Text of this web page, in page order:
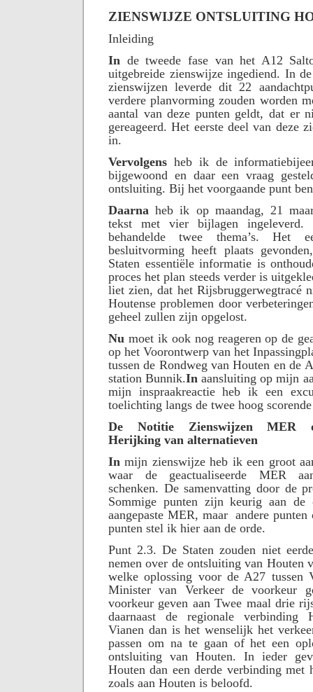
ZIENSWIJZE ONTSLUITING
Inleiding
In de tweede fase van het A12
uitgebreide zienswijze ingediend. In
zienswijzen leverde dit 22
verdere planvorming zouden worden
aantal van deze punten geldt, dat er
gereageerd. Het eerste deel van deze
in.
Vervolgens heb ik de
bijgewoond en daar een vraag
ontsluiting. Bij het voorgaande punt
Daarna heb ik op maandag, 21
tekst met vier bijlagen ingeleverd.
behandelde twee thema’s. Het
besluitvorming heeft plaats
Staten essentiële informatie is
proces het plan steeds verder is
liet zien, dat het Rijsbruggerwegtracé
Houtense problemen door
geheel zullen zijn opgelost.
Nu moet ik ook nog reageren op de
op het Voorontwerp van het
tussen de Rondweg van Houten en de
station Bunnik.In aansluiting op mijn
mijn inspraakreactie heb ik een
toelichting langs de twee hoog
De Notitie Zienswijzen MER
Herijking van alternatieven
In mijn zienswijze heb ik een groot
waar de geactualiseerde MER
schenken. De samenvatting door de
Sommige punten zijn keurig aan de
aangepaste MER, maar andere punten
punten stel ik hier aan de orde.
Punt 2.3. De Staten zouden niet
nemen over de ontsluiting van Houten
welke oplossing voor de A27 tussen
Minister van Verkeer de voorkeur
voorkeur geven aan Twee maal drie
daarnaast de regionale verbinding
Vianen dan is het wenselijk het
passen om na te gaan of het een
ontsluiting van Houten. In ieder
Houten dan een derde verbinding met
zoals aan Houten is beloofd.